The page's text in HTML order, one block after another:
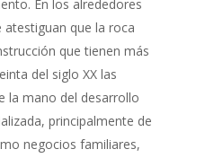
En los alrededores
que la roca
que tienen más
del siglo XX las
la mano del desarrollo
principalmente de
negocios familiares,